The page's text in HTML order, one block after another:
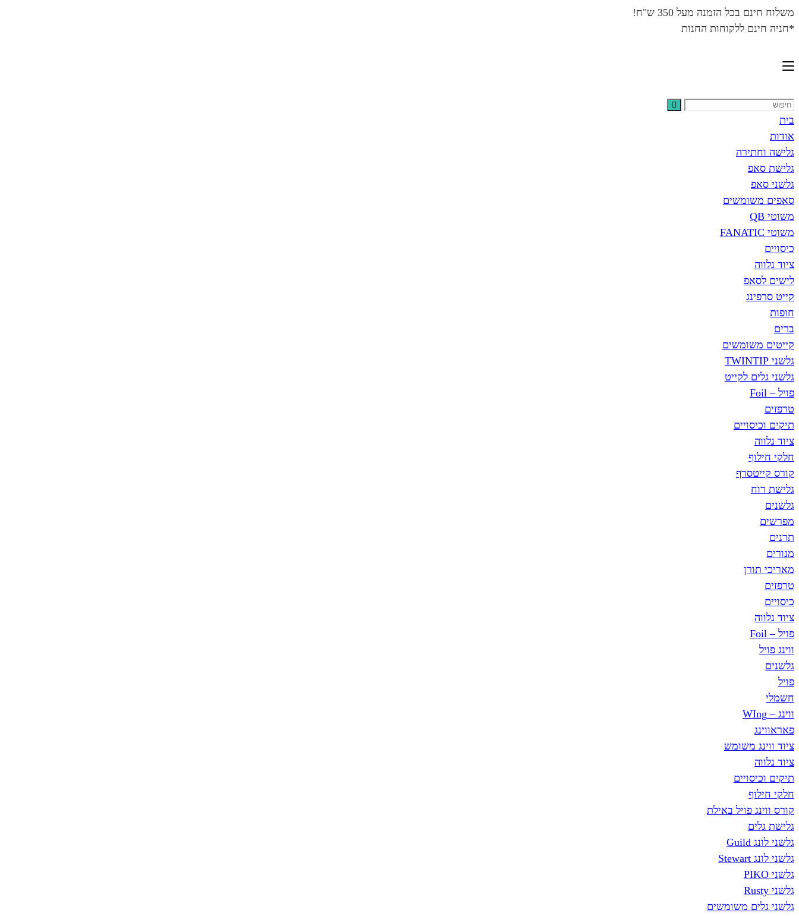
משלוח חינם בכל הזמנה מעל 350 ש"ח!
*חניה חינם ללקוחות החנות
בית
אודות
גלישה וחתירה
גלישת סאפ
גלשני סאפ
סאפים משומשים
משוטי QB
משוטי FANATIC
כיסויים
ציוד נלווה
לישים לסאפ
קייט סרפינג
חופות
ברים
קייטים משומשים
גלשני TWINTIP
גלשני גלים לקייט
פויל – Foil
טרפזים
תיקים וכיסויים
ציוד נלווה
חלקי חילוף
קורס קייטסרף
גלישת רוח
גלשנים
מפרשים
תרנים
מנורים
מאריכי תורן
טרפזים
כיסויים
ציוד נלווה
פויל – Foil
ווינג פויל
גלשנים
פויל
חשמלי
ווינג – WIng
פאראווינג
ציוד ווינג משומש
ציוד נלווה
תיקים וכיסויים
חלקי חילוף
קורס ווינג פויל באילת
גלישת גלים
גלשני לונג Guild
גלשני לונג Stewart
גלשני PIKO
גלשני Rusty
גלשני גלים משומשים